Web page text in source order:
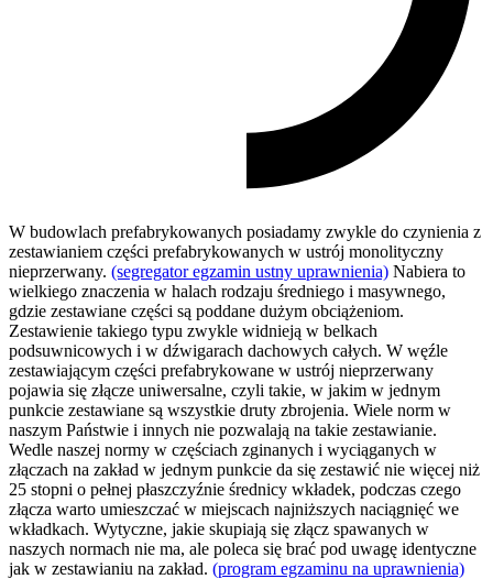
W budowlach prefabrykowanych posiadamy zwykle do czynienia z
zestawianiem części prefabrykowanych w ustrój monolityczny
nieprzerwany. (segregator egzamin ustny uprawnienia) Nabiera to
wielkiego znaczenia w halach rodzaju średniego i masywnego,
gdzie zestawiane części są poddane dużym obciążeniom.
Zestawienie takiego typu zwykle widnieją w belkach
podsuwnicowych i w dźwigarach dachowych całych. W węźle
zestawiającym części prefabrykowane w ustrój nieprzerwany
pojawia się złącze uniwersalne, czyli takie, w jakim w jednym
punkcie zestawiane są wszystkie druty zbrojenia. Wiele norm w
naszym Państwie i innych nie pozwalają na takie zestawianie.
Wedle naszej normy w częściach zginanych i wyciąganych w
złączach na zakład w jednym punkcie da się zestawić nie więcej niż
25 stopni o pełnej płaszczyźnie średnicy wkładek, podczas czego
złącza warto umieszczać w miejscach najniższych naciągnięć we
wkładkach. Wytyczne, jakie skupiają się złącz spawanych w
naszych normach nie ma, ale poleca się brać pod uwagę identyczne
jak w zestawianiu na zakład. (program egzaminu na uprawnienia)